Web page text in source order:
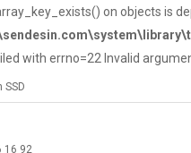
on objects is
with errno=22 Invalid
SSD
16 92